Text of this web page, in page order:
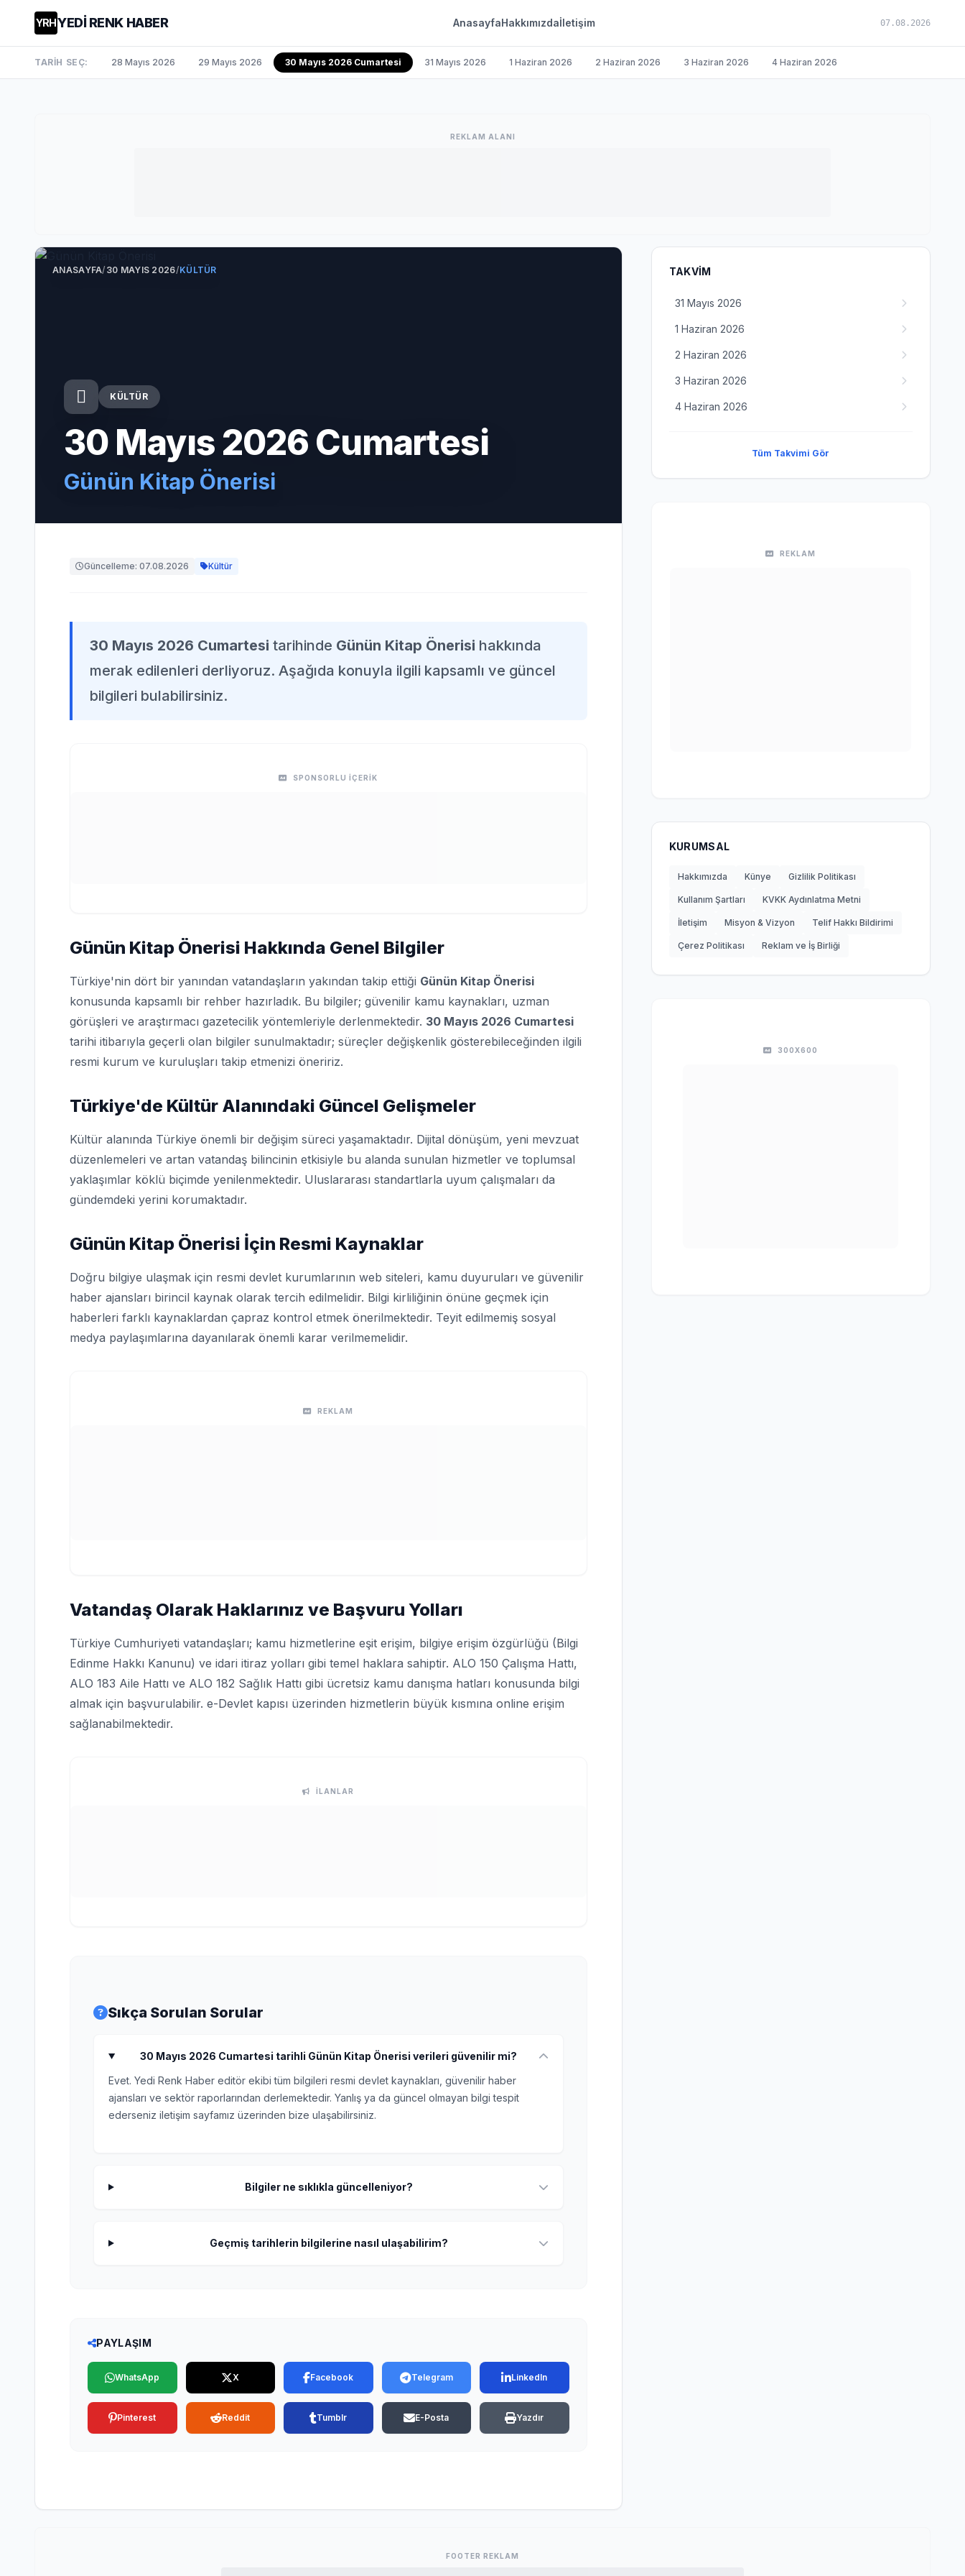
YRHYEDİ RENK HABER AnasayfaHakkımızdaİletişim 07.08.2026
TARİH SEÇ: 28 Mayıs 2026 29 Mayıs 2026 30 Mayıs 2026 Cumartesi 31 Mayıs 2026 1 Haziran 2026 2 Haziran 2026 3 Haziran 2026 4 Haziran 2026
REKLAM ALANI
ANASAYFA/30 MAYIS 2026/KÜLTÜR
KÜLTÜR
30 Mayıs 2026 Cumartesi
Günün Kitap Önerisi
Güncelleme: 07.08.2026 Kültür
30 Mayıs 2026 Cumartesi tarihinde Günün Kitap Önerisi hakkında
merak edilenleri derliyoruz. Aşağıda konuyla ilgili kapsamlı ve güncel
bilgileri bulabilirsiniz.
SPONSORLU İÇERİK
Günün Kitap Önerisi Hakkında Genel Bilgiler
Türkiye'nin dört bir yanından vatandaşların yakından takip ettiği Günün Kitap Önerisi
konusunda kapsamlı bir rehber hazırladık. Bu bilgiler; güvenilir kamu kaynakları, uzman
görüşleri ve araştırmacı gazetecilik yöntemleriyle derlenmektedir. 30 Mayıs 2026 Cumartesi
tarihi itibarıyla geçerli olan bilgiler sunulmaktadır; süreçler değişkenlik gösterebileceğinden ilgili
resmi kurum ve kuruluşları takip etmenizi öneririz.
Türkiye'de Kültür Alanındaki Güncel Gelişmeler
Kültür alanında Türkiye önemli bir değişim süreci yaşamaktadır. Dijital dönüşüm, yeni mevzuat
düzenlemeleri ve artan vatandaş bilincinin etkisiyle bu alanda sunulan hizmetler ve toplumsal
yaklaşımlar köklü biçimde yenilenmektedir. Uluslararası standartlarla uyum çalışmaları da
gündemdeki yerini korumaktadır.
Günün Kitap Önerisi İçin Resmi Kaynaklar
Doğru bilgiye ulaşmak için resmi devlet kurumlarının web siteleri, kamu duyuruları ve güvenilir
haber ajansları birincil kaynak olarak tercih edilmelidir. Bilgi kirliliğinin önüne geçmek için
haberleri farklı kaynaklardan çapraz kontrol etmek önerilmektedir. Teyit edilmemiş sosyal
medya paylaşımlarına dayanılarak önemli karar verilmemelidir.
REKLAM
Vatandaş Olarak Haklarınız ve Başvuru Yolları
Türkiye Cumhuriyeti vatandaşları; kamu hizmetlerine eşit erişim, bilgiye erişim özgürlüğü (Bilgi
Edinme Hakkı Kanunu) ve idari itiraz yolları gibi temel haklara sahiptir. ALO 150 Çalışma Hattı,
ALO 183 Aile Hattı ve ALO 182 Sağlık Hattı gibi ücretsiz kamu danışma hatları konusunda bilgi
almak için başvurulabilir. e-Devlet kapısı üzerinden hizmetlerin büyük kısmına online erişim
sağlanabilmektedir.
İLANLAR
Sıkça Sorulan Sorular
30 Mayıs 2026 Cumartesi tarihli Günün Kitap Önerisi verileri güvenilir mi?
Evet. Yedi Renk Haber editör ekibi tüm bilgileri resmi devlet kaynakları, güvenilir haber
ajansları ve sektör raporlarından derlemektedir. Yanlış ya da güncel olmayan bilgi tespit
ederseniz iletişim sayfamız üzerinden bize ulaşabilirsiniz.
Bilgiler ne sıklıkla güncelleniyor?
Geçmiş tarihlerin bilgilerine nasıl ulaşabilirim?
PAYLAŞIM
WhatsApp X Facebook Telegram LinkedIn
Pinterest Reddit Tumblr E-Posta Yazdır
TAKVIM
31 Mayıs 2026
1 Haziran 2026
2 Haziran 2026
3 Haziran 2026
4 Haziran 2026
Tüm Takvimi Gör
REKLAM
KURUMSAL
Hakkımızda Künye Gizlilik Politikası
Kullanım Şartları KVKK Aydınlatma Metni
İletişim Misyon & Vizyon Telif Hakkı Bildirimi
Çerez Politikası Reklam ve İş Birliği
300X600
FOOTER REKLAM